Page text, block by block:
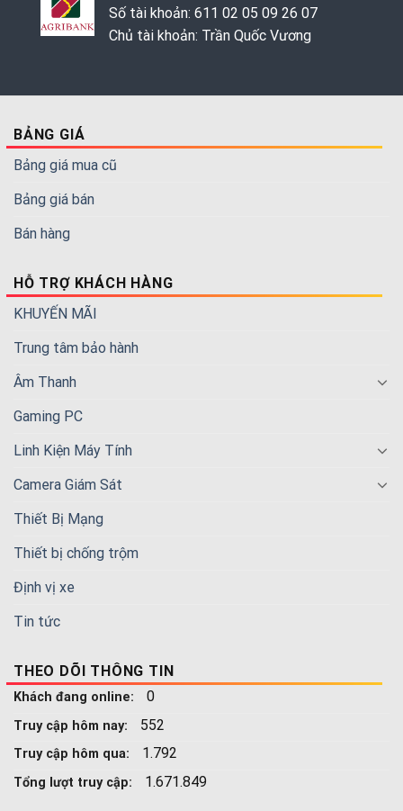
Số tài khoản: 611 02 05 09 26 07
Chủ tài khoản: Trần Quốc Vương
BẢNG GIÁ
Bảng giá mua cũ
Bảng giá bán
Bán hàng
HỖ TRỢ KHÁCH HÀNG
KHUYẾN MÃI
Trung tâm bảo hành
Âm Thanh
Gaming PC
Linh Kiện Máy Tính
Camera Giám Sát
Thiết Bị Mạng
Thiết bị chống trộm
Định vị xe
Tin tức
THEO DÕI THÔNG TIN
Khách đang online: 0
Truy cập hôm nay: 552
Truy cập hôm qua: 1.792
Tổng lượt truy cập: 1.671.849